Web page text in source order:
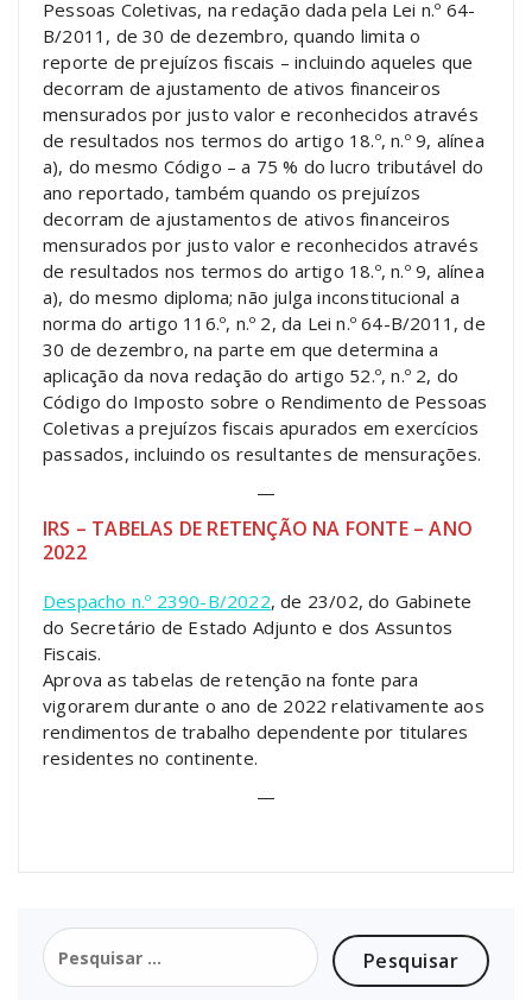
Pessoas Coletivas, na redação dada pela Lei n.º 64-
B/2011, de 30 de dezembro, quando limita o
reporte de prejuízos fiscais – incluindo aqueles que
decorram de ajustamento de ativos financeiros
mensurados por justo valor e reconhecidos através
de resultados nos termos do artigo 18.º, n.º 9, alínea
a), do mesmo Código – a 75 % do lucro tributável do
ano reportado, também quando os prejuízos
decorram de ajustamentos de ativos financeiros
mensurados por justo valor e reconhecidos através
de resultados nos termos do artigo 18.º, n.º 9, alínea
a), do mesmo diploma; não julga inconstitucional a
norma do artigo 116.º, n.º 2, da Lei n.º 64-B/2011, de
30 de dezembro, na parte em que determina a
aplicação da nova redação do artigo 52.º, n.º 2, do
Código do Imposto sobre o Rendimento de Pessoas
Coletivas a prejuízos fiscais apurados em exercícios
passados, incluindo os resultantes de mensurações.
—
IRS – TABELAS DE RETENÇÃO NA FONTE – ANO
2022
Despacho n.º 2390-B/2022, de 23/02, do Gabinete
do Secretário de Estado Adjunto e dos Assuntos
Fiscais.
Aprova as tabelas de retenção na fonte para
vigorarem durante o ano de 2022 relativamente aos
rendimentos de trabalho dependente por titulares
residentes no continente.
—
Pesquisar
por: